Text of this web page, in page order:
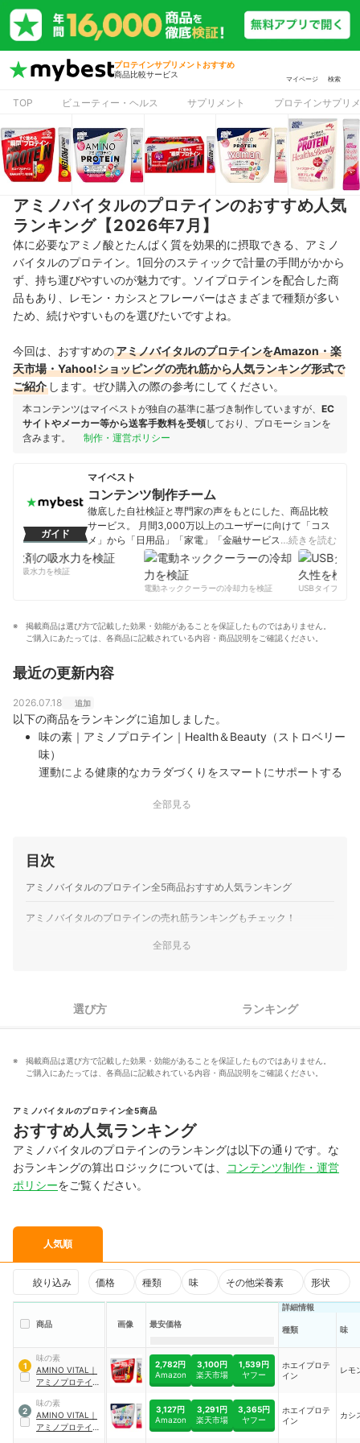
プロテインサプリメントおすすめ
商品比較サービス
マイページ 検索
TOP ビューティー・ヘルス サプリメント プロテインサプリ
アミノバイタルのプロテインのおすすめ人気
ランキング【2026年7月】
体に必要なアミノ酸とたんぱく質を効果的に摂取できる、アミノ
バイタルのプロテイン。1回分のスティックで計量の手間がかから
ず、持ち運びやすいのが魅力です。ソイプロテインを配合した商
品もあり、レモン・カシスとフレーバーはさまざまで種類が多い
ため、続けやすいものを選びたいですよね。
今回は、おすすめのアミノバイタルのプロテインをAmazon・楽
天市場・Yahoo!ショッピングの売れ筋から人気ランキング形式で
ご紹介 します。ぜひ購入の際の参考にしてください。
本コンテンツはマイベストが独自の基準に基づき制作していますが、 EC
サイトやメーカー等から送客手数料を受領しており、プロモーションを
含みます。
制作・運営ポリシー
ガイド
マイベスト
コンテンツ制作チーム
徹底した自社検証と専門家の声をもとにした、商品比較
サービス。 月間3,000万以上のユーザーに向けて「コス
メ」から「日用品」「家電」「金融サービス」まで、ベ
ストな商品を選んでもらうために、毎日コンテンツを制
コンテンツ制作チームのプロフィール
…続きを読む
の吸水力を検証
電動ネッククーラーの冷却力を検証
USBタイプCケー
掲載商品は選び方で記載した効果・効能があることを保証したものではありません。
ご購入にあたっては、各商品に記載されている内容・商品説明をご確認ください。
最近の更新内容
2026.07.18 追加
以下の商品をランキングに追加しました。
味の素｜アミノプロテイン｜Health＆Beauty（ストロベリー
味）
運動による健康的なカラダづくりをスマートにサポートする
ー味 10本入パウチ」は、女性のために設計された直飲みプロ
味の素｜アミノプロテイン｜カシス味
カラダづくりを支える新しいタイプのプロテインです。ステ
ィック1本4.3gあたり16.8kcalと低カロリーでありながら、
全部見る
目次
アミノバイタルのプロテイン全5商品おすすめ人気ランキング
アミノバイタルのプロテインの売れ筋ランキングもチェック！
全部見る
選び方 ランキング
掲載商品は選び方で記載した効果・効能があることを保証したものではありません。
ご購入にあたっては、各商品に記載されている内容・商品説明をご確認ください。
アミノバイタルのプロテイン全5商品
おすすめ人気ランキング
アミノバイタルのプロテインのランキングは以下の通りです。な
おランキングの算出ロジックについては、
コンテンツ制作・運営
ポリシーをご覧ください。
人気順
絞り込み 価格 種類 味 その他栄養素 形状
商品 画像 最安価格
詳細情報
種類 味
1
味の素
AMINO VITAL
｜
アミノプロテイン
2,782円
Amazon
3,100円
楽天市場
1,539円
ヤフー
ホエイプロテ
イン
レモ
2
味の素
AMINO VITAL
｜
アミノプロテイン
3,127円
Amazon
3,291円
楽天市場
3,365円
ヤフー
ホエイプロテ
イン
カシ